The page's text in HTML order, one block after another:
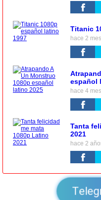
Titanic
hace 2
español
hace 4
Tanta
2021
hace 2